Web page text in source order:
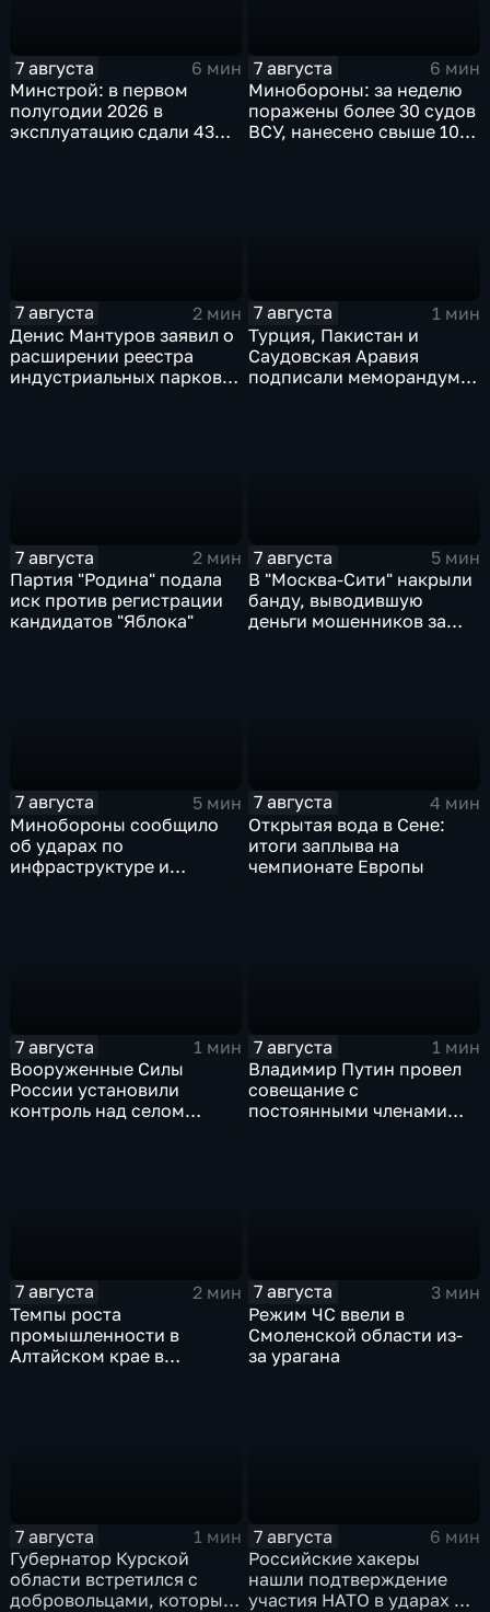
7 августа
6 мин
Минстрой: в первом
полугодии 2026 в
эксплуатацию сдали 43
7 августа
6 мин
Минобороны: за неделю
поражены более 30 судов
ВСУ, нанесено свыше 10
7 августа
2 мин
Денис Мантуров заявил о
расширении реестра
индустриальных парков в
7 августа
1 мин
Турция, Пакистан и
Саудовская Аравия
подписали меморандум о
7 августа
2 мин
Партия "Родина" подала
иск против регистрации
кандидатов "Яблока"
7 августа
5 мин
В "Москва‑Сити" накрыли
банду, выводившую
деньги мошенников за
7 августа
5 мин
Минобороны сообщило
об ударах по
инфраструктуре и
7 августа
4 мин
Открытая вода в Сене:
итоги заплыва на
чемпионате Европы
7 августа
1 мин
Вооруженные Силы
России установили
контроль над селом
7 августа
1 мин
Владимир Путин провел
совещание с
постоянными членами
7 августа
2 мин
Темпы роста
промышленности в
Алтайском крае в
7 августа
3 мин
Режим ЧС ввели в
Смоленской области из-
за урагана
7 августа
1 мин
Губернатор Курской
области встретился с
добровольцами, которые
7 августа
6 мин
Российские хакеры
нашли подтверждение
участия НАТО в ударах по